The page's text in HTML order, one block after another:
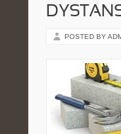
POSTED BY